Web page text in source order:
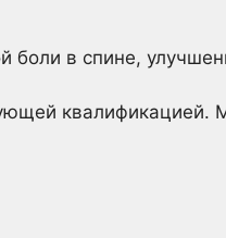
боли в спине,
квалификацией.